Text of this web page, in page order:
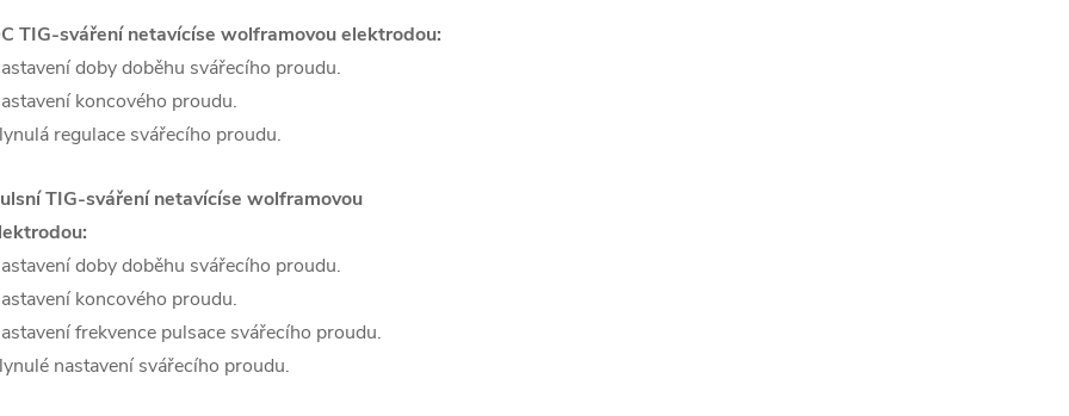
TIG-sváření netavícíse wolframovou elektrodou:
doby doběhu svářecího proudu.
koncového proudu.
regulace svářecího proudu.
TIG-sváření netavícíse wolframovou
doby doběhu svářecího proudu.
koncového proudu.
frekvence pulsace svářecího proudu.
nastavení svářecího proudu.